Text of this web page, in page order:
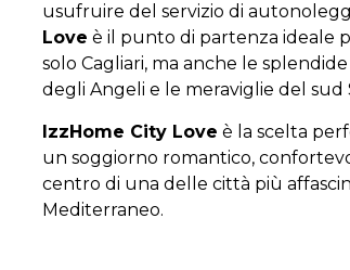
usufruire del servizio di
Love è il punto di partenza ideale
solo Cagliari, ma anche le
degli Angeli e le meraviglie del sud
IzzHome City Love è la scelta
un soggiorno romantico,
centro di una delle città più
Mediterraneo.